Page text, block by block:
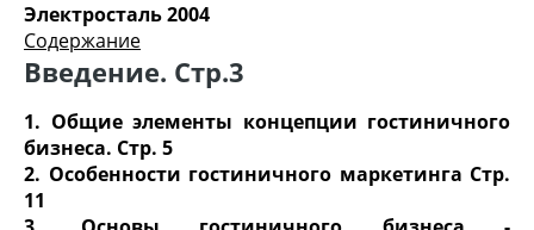
Электросталь 2004
Содержание
Введение. Стр.3
1. Общие элементы концепции гостиничного
бизнеса. Стр. 5
2. Особенности гостиничного маркетинга Стр.
11